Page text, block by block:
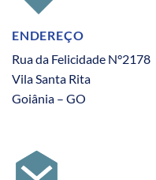
ENDEREÇO
Rua da Felicidade N°2178
Vila Santa Rita
Goiânia – GO